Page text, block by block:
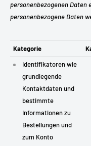
personenbezogenen Daten
personenbezogene Daten
Kategorie
Identifikatoren wie
grundlegende
Kontaktdaten und
bestimmte
Informationen zu
Bestellungen und
zum Konto